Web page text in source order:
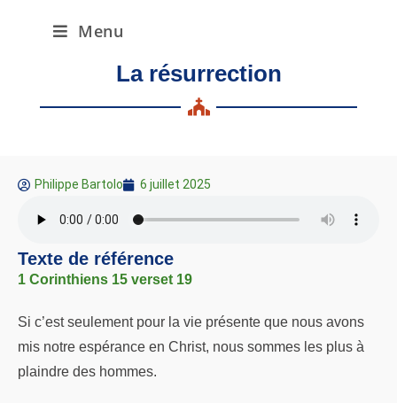
Menu
La résurrection
Philippe Bartolo 6 juillet 2025
Texte de référence
1 Corinthiens 15 verset 19
Si c’est seulement pour la vie présente que nous avons
mis notre espérance en Christ, nous sommes les plus à
plaindre des hommes.